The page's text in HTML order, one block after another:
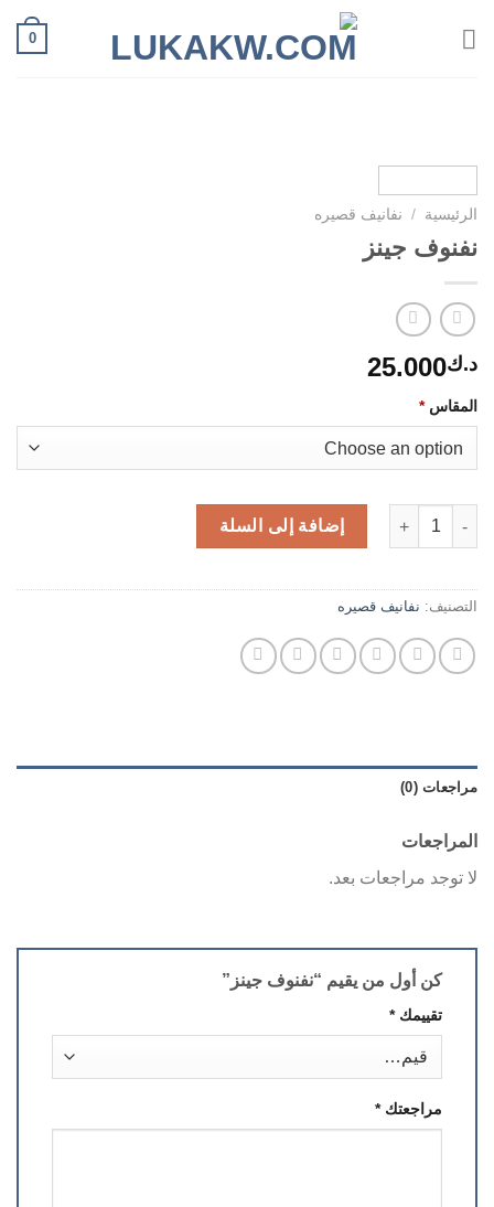
0
الرئيسية / نفانيف قصيره
نفنوف جينز
د.ك25.000
المقاس *
كمية نفنوف جينز
إضافة إلى السلة
التصنيف: نفانيف قصيره
مراجعات (0)
المراجعات
لا توجد مراجعات بعد.
كن أول من يقيم “نفنوف جينز”
تقييمك*
مراجعتك*